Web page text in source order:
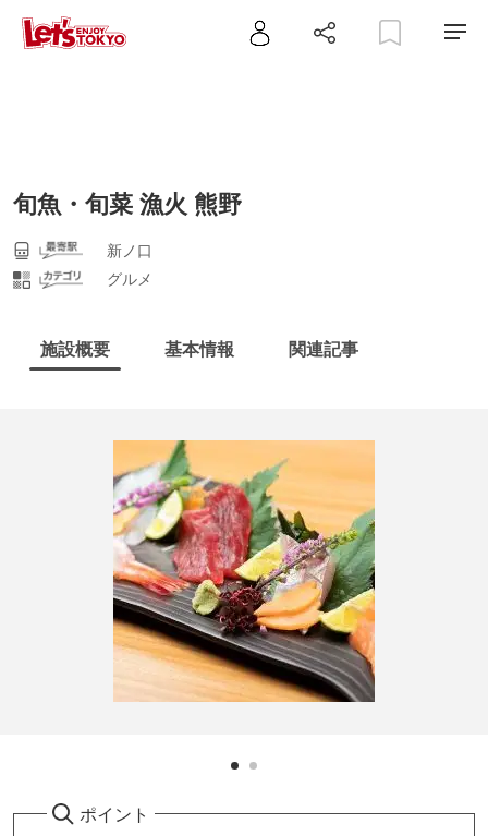
旬魚・旬菜 漁火 熊野
新ノ口
グルメ
施設概要 基本情報 関連記事
ポイント